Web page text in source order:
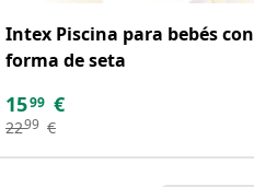
Intex Piscina para bebés con
forma de seta
1599 €
2299 €